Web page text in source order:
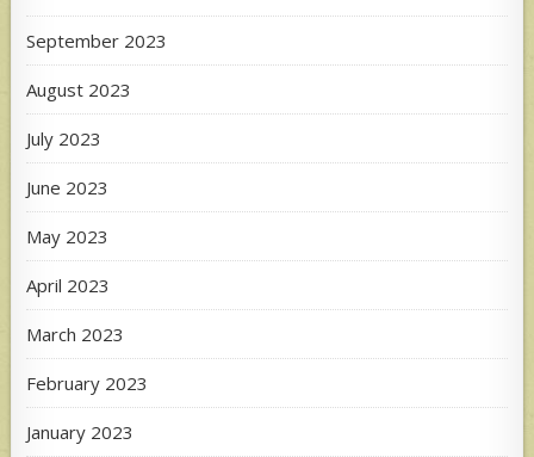
September 2023
August 2023
July 2023
June 2023
May 2023
April 2023
March 2023
February 2023
January 2023